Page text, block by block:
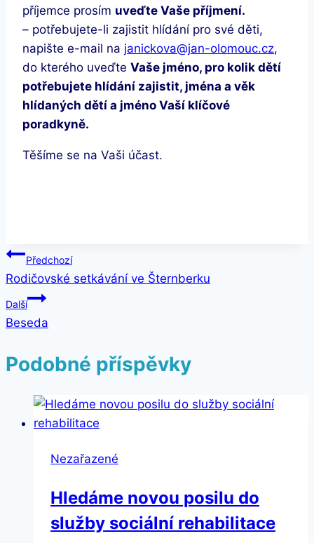
příjemce prosím uveďte Vaše příjmení.
– potřebujete-li zajistit hlídání pro své děti,
napište e-mail na janickova@jan-olomouc.cz,
do kterého uveďte Vaše jméno, pro kolik dětí
potřebujete hlídání zajistit, jména a věk
hlídaných dětí a jméno Vaší klíčové
poradkyně.
Těšíme se na Vaši účast.
Navigace
pro
příspěvek
Předchozí
Rodičovské setkávání ve Šternberku
Další
Beseda
Podobné příspěvky
Nezařazené
Hledáme novou posilu do
služby sociální rehabilitace